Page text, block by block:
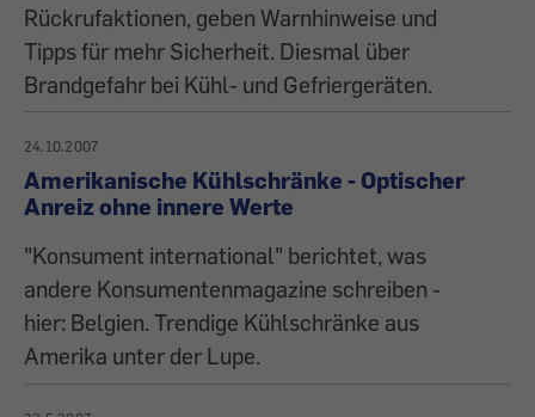
Rückrufaktionen, geben Warnhinweise und
Tipps für mehr Sicherheit. Diesmal über
Brandgefahr bei Kühl- und Gefriergeräten.
24.10.2007
Amerikanische Kühlschränke - Optischer
Anreiz ohne innere Werte
"Konsument international" berichtet, was
andere Konsumentenmagazine schreiben -
hier: Belgien. Trendige Kühlschränke aus
Amerika unter der Lupe.